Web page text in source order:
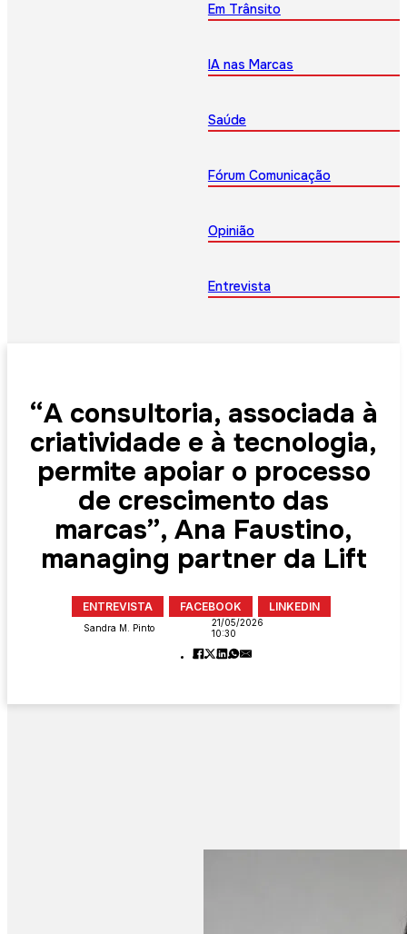
Em Trânsito
IA nas Marcas
Saúde
Fórum Comunicação
Opinião
Entrevista
“A consultoria, associada à
criatividade e à tecnologia,
permite apoiar o processo
de crescimento das
marcas”, Ana Faustino,
managing partner da Lift
ENTREVISTA FACEBOOK LINKEDIN
Sandra M. Pinto
21/05/2026
10:30